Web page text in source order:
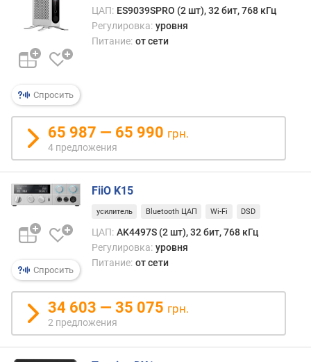
ш
е
и
е
и
г
а
ш
у
(
д
)
и
м
Спросить
ЦАП: ES9039SPRO (2 шт), 32 бит, 768 кГц
Регулировка: уровня
Питание: от сети
65 987 — 65 990 грн.
4 предложения
Спросить
FiiO K15
усилитель Bluetooth ЦАП Wi-Fi DSD
ЦАП: AK4497S (2 шт), 32 бит, 768 кГц
Регулировка: уровня
Питание: от сети
34 603 — 35 075 грн.
2 предложения